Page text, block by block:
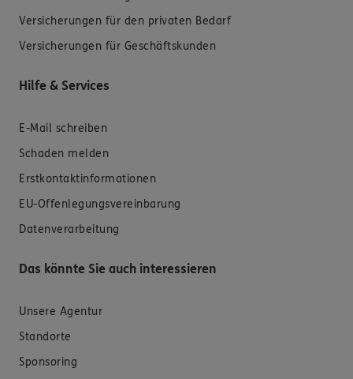
Versicherungen für den privaten Bedarf
Versicherungen für Geschäftskunden
Hilfe & Services
E-Mail schreiben
Schaden melden
Erstkontaktinformationen
EU-Offenlegungsvereinbarung
Datenverarbeitung
Das könnte Sie auch interessieren
Unsere Agentur
Standorte
Sponsoring